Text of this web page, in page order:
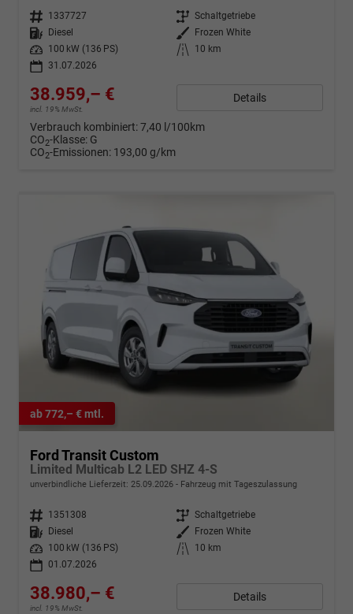
Fahrzeugnr. 1337727 Getriebe Schaltgetriebe
Kraftstoff
Diesel Außenfarbe
Frozen White
Leistung
100 kW (136 PS) Kilometerstand
10 km
31.07.2026
38.959,– €
incl. 19% MwSt.
Details
Verbrauch kombiniert:7,40 l/100km
CO2-Klasse: G
CO2-Emissionen: 193,00 g/km
ab 772,– € mtl.
Ford Transit Custom
Limited Multicab L2 LED SHZ 4-S
unverbindliche Lieferzeit: 25.09.2026 Fahrzeug mit Tageszulassung
Fahrzeugnr. 1351308 Getriebe Schaltgetriebe
Kraftstoff
Diesel Außenfarbe
Frozen White
Leistung
100 kW (136 PS) Kilometerstand
10 km
01.07.2026
38.980,– €
incl. 19% MwSt.
Details